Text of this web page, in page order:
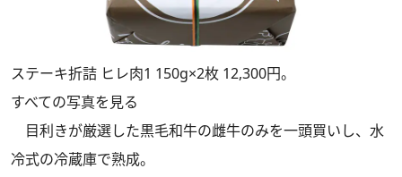
ステーキ折詰 ヒレ肉1 150g×2枚 12,300円。
すべての写真を見る
目利きが厳選した黒毛和牛の雌牛のみを一頭買いし、水
冷式の冷蔵庫で熟成。